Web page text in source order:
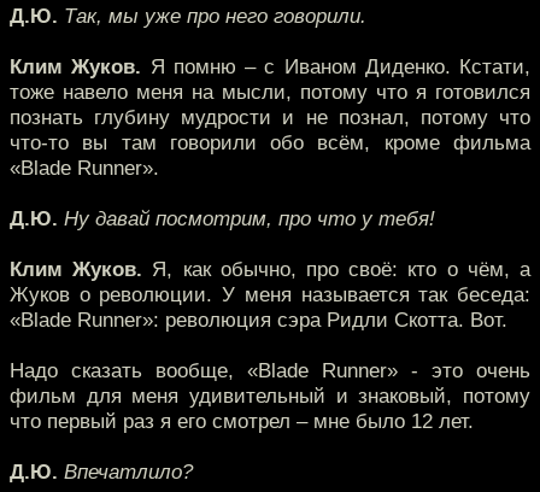
Д.Ю. Так, мы уже про него говорили.
Клим Жуков. Я помню – с Иваном Диденко. Кстати,
тоже навело меня на мысли, потому что я готовился
познать глубину мудрости и не познал, потому что
что-то вы там говорили обо всём, кроме фильма
«Blade Runner».
Д.Ю. Ну давай посмотрим, про что у тебя!
Клим Жуков. Я, как обычно, про своё: кто о чём, а
Жуков о революции. У меня называется так беседа:
«Blade Runner»: революция сэра Ридли Скотта. Вот.
Надо сказать вообще, «Blade Runner» - это очень
фильм для меня удивительный и знаковый, потому
что первый раз я его смотрел – мне было 12 лет.
Д.Ю. Впечатлило?